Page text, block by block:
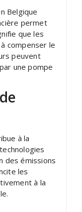
Belgique
permet
que les
compenser le
peuvent
une pompe
à la
des émissions
les
à la